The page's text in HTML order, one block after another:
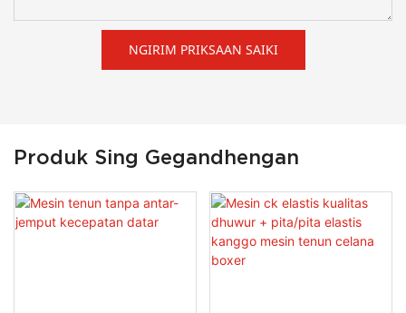
NGIRIM PRIKSAAN SAIKI
Produk Sing Gegandhengan